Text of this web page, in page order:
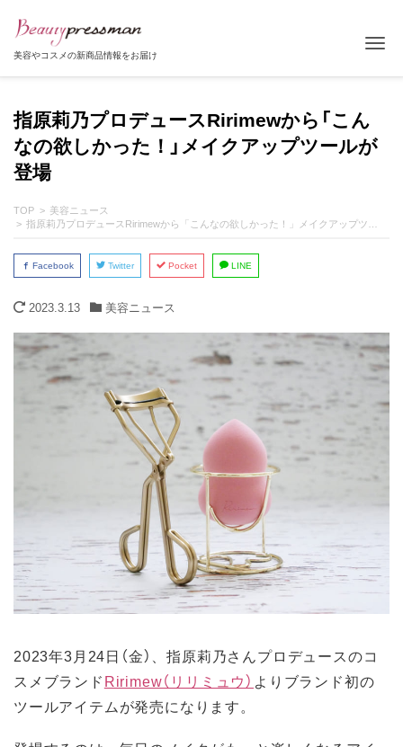
美容やコスメの新商品情報をお届け
指原莉乃プロデュースRirimewから「こん
なの欲しかった！」メイクアップツールが
登場
TOP
美容ニュース
指原莉乃プロデュースRirimewから「こんなの欲しかった！」メイクアップツールが登場
Facebook Twitter Pocket LINE
2023.3.13 美容ニュース
2023年3月24日（金）、指原莉乃さんプロデュースのコ
スメブランドRirimew（リリミュウ） よりブランド初の
ツールアイテムが発売になります。